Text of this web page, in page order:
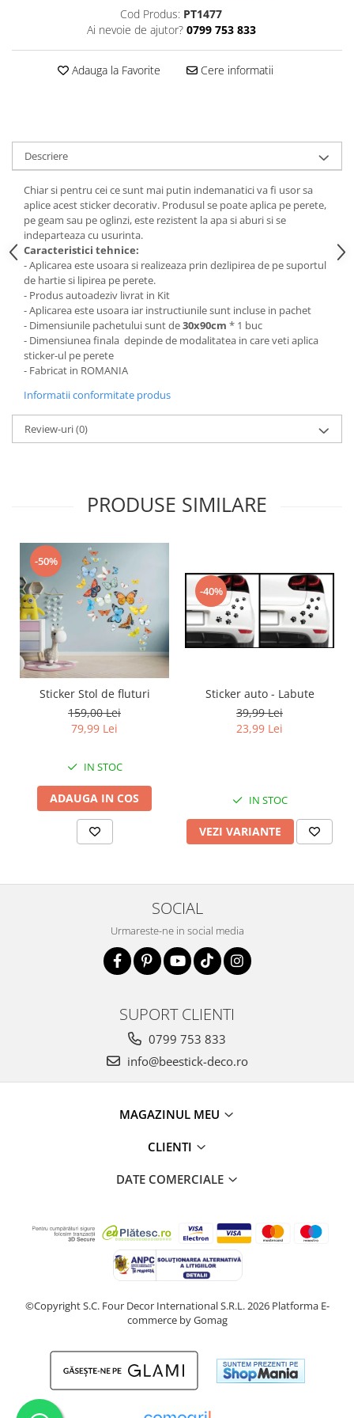
Stickere Walplus ™
Stickere Auto
Alte desene
Florale
Pachete
Pentru femei
Stickere pereche
Stickere imprimate
Copii
Stickere cu efect 3D
Stickere PVC
Stickere tip tablou
Cod Produs: PT1477
Ai nevoie de ajutor? 0799 753 833
Adauga la Favorite Cere informatii
Descriere
Chiar si pentru cei ce sunt mai putin indemanatici va fi usor sa
aplice acest sticker decorativ. Produsul se poate aplica pe perete,
pe geam sau pe oglinzi, este rezistent la apa si aburi si se
indeparteaza cu usurinta.
Caracteristici tehnice:
- Aplicarea este usoara si realizeaza prin dezlipirea de pe suportul
de hartie si lipirea pe perete.
- Produs autoadeziv livrat in Kit
- Aplicarea este usoara iar instructiunile sunt incluse in pachet
- Dimensiunile pachetului sunt de30x90cm * 1 buc
- Dimensiunea finala depinde de modalitatea in care veti aplica
sticker-ul pe perete
- Fabricat in ROMANIA
Informatii conformitate produs
Review-uri(0)
PRODUSE SIMILARE
-50%
Sticker Stol de fluturi
159,00 Lei
79,99 Lei
IN STOC
ADAUGA IN COS
-40%
Sticker auto - Labute
39,99 Lei
23,99 Lei
IN STOC
VEZI VARIANTE
SOCIAL
Urmareste-ne in social media
SUPORT CLIENTI
0799 753 833
info@beestick-deco.ro
MAGAZINUL MEU
CLIENTI
DATE COMERCIALE
©Copyright S.C. Four Decor International S.R.L. 2026 Platforma E-
commerce by Gomag